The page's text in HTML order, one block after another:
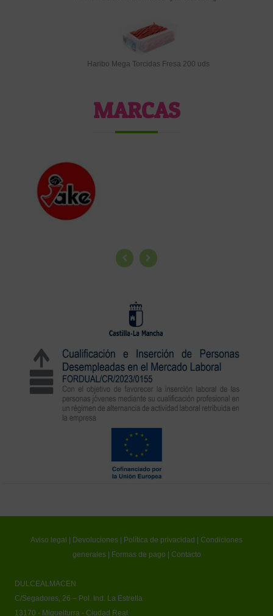
Haribo Mega Torcidas Fresa 200 uds
MARCAS
Aviso legal Devoluciones Política de privacidad
Condiciones
generales| Formas de pago Contacto
DULCEALMACEN
C/Segadores, 26 – Pol. Ind. La Estrella
13170 - Miguelturra - Ciudad Real